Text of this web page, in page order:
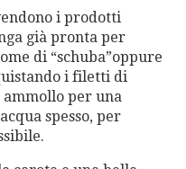
i prodotti
già pronta per
di “schuba”oppure
i filetti di
ammollo per una
spesso, per